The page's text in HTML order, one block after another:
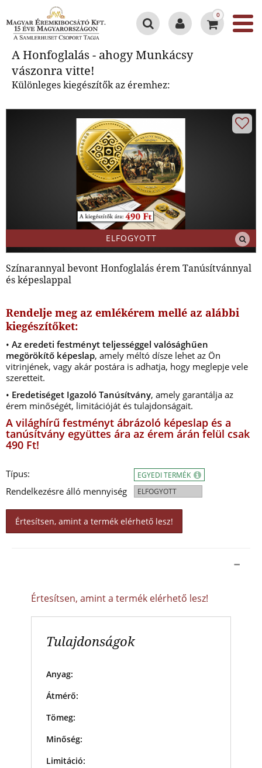
0
A Honfoglalás - ahogy Munkácsy
vászonra vitte!
Különleges kiegészítők az éremhez:
ELFOGYOTT
Színarannyal bevont Honfoglalás érem Tanúsítvánnyal
és képeslappal
Rendelje meg az emlékérem mellé az alábbi
kiegészítőket:
• Az eredeti festményt teljességgel valósághűen
megörökítő képeslap, amely méltó dísze lehet az Ön
vitrinjének, vagy akár postára is adhatja, hogy meglepje vele
szeretteit.
• Eredetiséget Igazoló Tanúsítvány, amely garantálja az
érem minőségét, limitációját és tulajdonságait.
A világhírű festményt ábrázoló képeslap és a
tanúsítvány együttes ára az érem árán felül csak
490 Ft!
Típus:
Rendelkezésre álló mennyiség
EGYEDI TERMÉK
ELFOGYOTT
Értesítsen, amint a termék elérhető lesz!
Értesítsen, amint a termék elérhető lesz!
Tulajdonságok
Anyag:
Átmérő:
Tömeg:
Minőség:
Limitáció:
A Honfoglalás - ahogy Munkácsy
vászonra vitte!